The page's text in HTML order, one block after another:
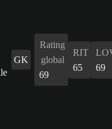
GK
Rating
global
69
RIT
65
69